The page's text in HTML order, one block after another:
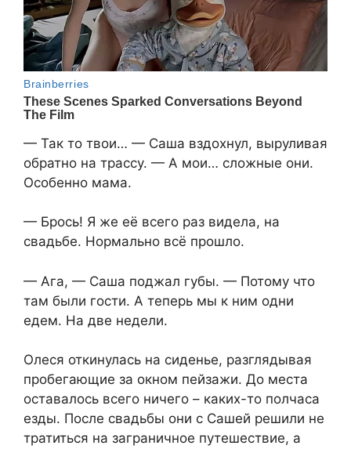
— Так то твои… — Саша вздохнул, выруливая
обратно на трассу. — А мои… сложные они.
Особенно мама.
— Брось! Я же её всего раз видела, на
свадьбе. Нормально всё прошло.
— Ага, — Саша поджал губы. — Потому что
там были гости. А теперь мы к ним одни
едем. На две недели.
Олеся откинулась на сиденье, разглядывая
пробегающие за окном пейзажи. До места
оставалось всего ничего – каких-то полчаса
езды. После свадьбы они с Сашей решили не
тратиться на заграничное путешествие, а